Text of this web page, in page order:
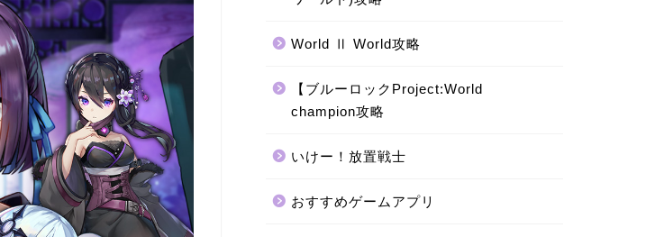
World Ⅱ World攻略
【ブルーロックProject:World
champion攻略
いけー！放置戦士
おすすめゲームアプリ